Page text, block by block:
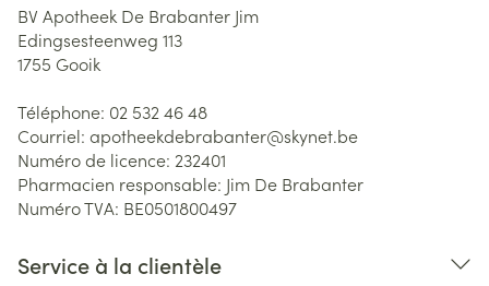
BV Apotheek De Brabanter Jim
Edingsesteenweg 113
1755 Gooik
Téléphone: 02 532 46 48
Courriel: apotheekdebrabanter@skynet.be
Numéro de licence: 232401
Pharmacien responsable: Jim De Brabanter
Numéro TVA: BE0501800497
Service à la clientèle